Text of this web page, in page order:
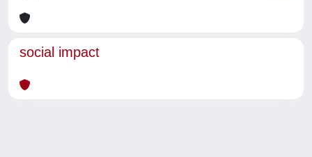
social impact